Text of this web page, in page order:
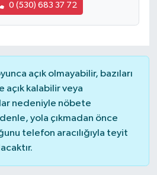
0 (530) 683 37 72
açık olmayabilir, bazıları
kalabilir veya
nedeniyle nöbete
yola çıkmadan önce
telefon aracılığıyla teyit